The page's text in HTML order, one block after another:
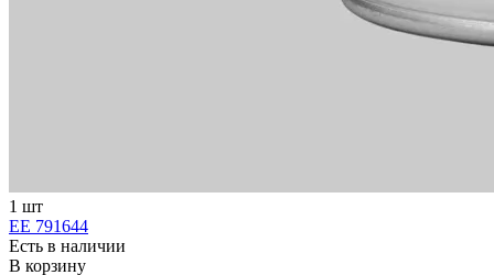
1 шт
ЕЕ 791644
Есть в наличии
В корзину